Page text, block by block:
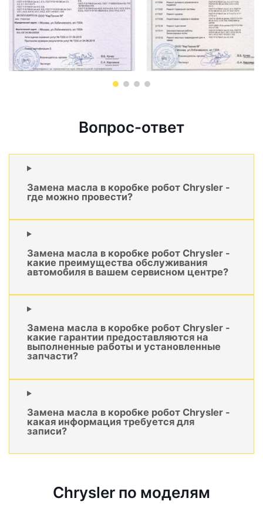
Вопрос-ответ
Замена масла в коробке робот Chrysler -
где можно провести?
Замена масла в коробке робот Chrysler -
какие преимущества обслуживания
автомобиля в вашем сервисном центре?
Замена масла в коробке робот Chrysler -
какие гарантии предоставляются на
выполненные работы и установленные
запчасти?
Замена масла в коробке робот Chrysler -
какая информация требуется для
записи?
Chrysler по моделям